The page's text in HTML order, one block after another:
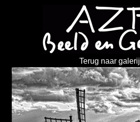
Terug naar galerij